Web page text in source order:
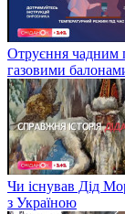
Отруєння чадним
газовими
Чи існував Дід
з Україною